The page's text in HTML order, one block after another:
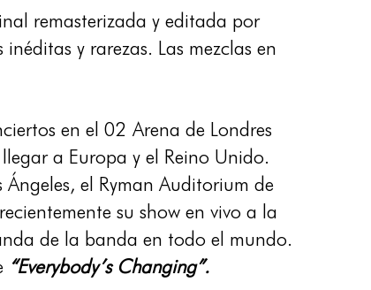
remasterizada y editada por
y rarezas. Las mezclas en
en el 02 Arena de Londres
a Europa y el Reino Unido.
el Ryman Auditorium de
su show en vivo a la
de la banda en todo el mundo.
“Everybody’s Changing”.